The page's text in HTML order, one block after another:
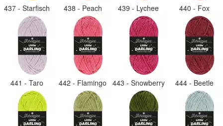
437 - Starfisch 438 - Peach 439 - Lychee 440 - Fox
441 - Taro 442 - Flamingo 443 - Snowberry 444 - Beetle